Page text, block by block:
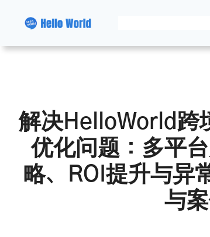
容
解决HelloWorld跨
优化问题：多平
略、ROI提升与异
与